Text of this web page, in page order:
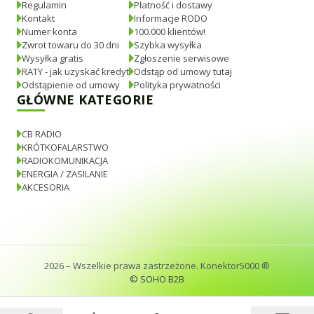
Regulamin
Kontakt
Numer konta
Zwrot towaru do 30 dni
Wysyłka gratis
RATY - jak uzyskać kredyt
Odstąpienie od umowy
Płatność i dostawy
Informacje RODO
100.000 klientów!
Szybka wysyłka
Zgłoszenie serwisowe
Odstąp od umowy tutaj
Polityka prywatności
GŁÓWNE KATEGORIE
CB RADIO
KRÓTKOFALARSTWO
RADIOKOMUNIKACJA
ENERGIA / ZASILANIE
AKCESORIA
2026– Wszelkie prawa zastrzeżone. Konektor5000 ®
© SOHO B2B